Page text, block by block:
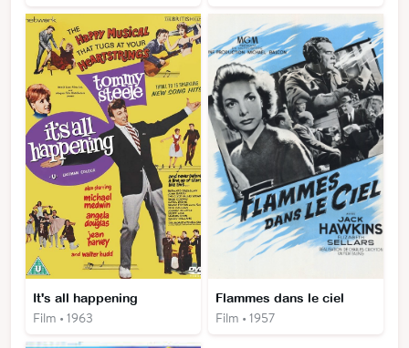
It's all happening
Film • 1963
Flammes dans le ciel
Film • 1957